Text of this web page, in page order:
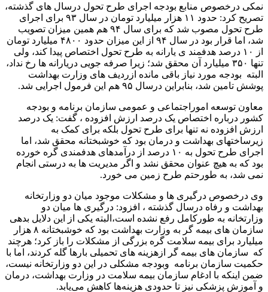
نمکی درخصوص منابع بودجه اجرای طرح تحول درسال های گذشته،
تصریح کرد: حدود ۱۱ هزار میلیارد تومان در سال ۹۳ برای اجرای
طرح تحول مصوب شد که برای سال ۹۴ هم همین میزان تصویب
شد، اما قرار بود در سال ۹۴ از این میزان حدود ۴۸۰۰ میلیارد تومان
از ۱۰ درصد هدفمند ی یارانه به طرح تحول اختصاص پیدا کند، ولی
تنها ۳۵۰ میلیارد آن محقق شد؛ زیرا صرفه جویی دریارانه ها رخ نداد،
البته بودجه مورد نیاز باقی مانده ازردیف های وزارت بهداشت
پوشش تامین شد، بنابراین درسال ۹۵ هم این فرمول اجرایی شد.
معاون توسعه اموراجتماعی و عمومی سازمان برنامه و بودجه
کشور درباره اختصاص یک درصد ارزش افزوده ، گفت: یک درصد
ارزش افزوده نه تنها برای طرح تحول بلکه برای کمک به
زیرساختهای بهداشت و درمان بود که خوشبختانه محقق شد، اما
اجرای طرح تحول به ۱۰ درصد از درآمدهای هدفمندی گره خورده
بود که به هیچ عنوان محقق نشد و اگر مدیریت ها به درستی انجام
نمی شد، به طورحتم طرح زمین می خورد.
وی درخصوص درگیری ها و مشکلات موجود میان دو وزارتخانه
بهداشت و رفاه درسال گذشته ، افزود: درگیری ها میان دو
وزارتخانه به طورکامل رفع نشده است،البته یکی از این دلایل بدهی
سازمان های بیمه گر به وزارت بهداشت بود که خوشبختانه ۸ هزار
میلیارد برای بیمه سلامت گره بزرگی از مشکلات را باز کرد؛ هرچند
که سازمان های بیمه گر ازهزینه های تحمیلی بارها گله کردند، اما با
حکمیت سازمان برنامه وبودجه مشکلی در این دو وزارتخانه نیست،
ضمن اینکه با ادغام سازمان بیمه سلامت در وزارت بهداشت، درمان
و آموزش پزشکی نیز تا حدودی هزینه‌ها کاهش می‌یابد.